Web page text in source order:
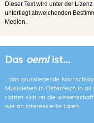
Dieser Text wird unter der Lizenz
unterliegt abweichenden
Medien.
Das oemlist...
...das grundlegende
Musikleben in Österreich in all
richtet sich an die
wie an interessierte Laien.